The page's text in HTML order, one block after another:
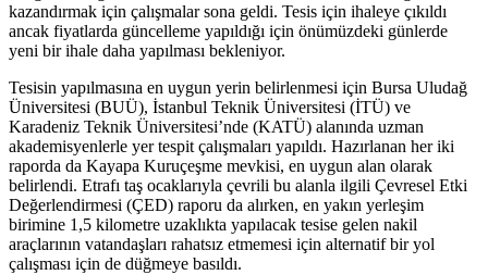
kazandırmak için çalışmalar sona geldi. Tesis için ihaleye çıkıldı
ancak fiyatlarda güncelleme yapıldığı için önümüzdeki günlerde
yeni bir ihale daha yapılması bekleniyor.
Tesisin yapılmasına en uygun yerin belirlenmesi için Bursa Uludağ
Üniversitesi (BUÜ), İstanbul Teknik Üniversitesi (İTÜ) ve
Karadeniz Teknik Üniversitesi’nde (KATÜ) alanında uzman
akademisyenlerle yer tespit çalışmaları yapıldı. Hazırlanan her iki
raporda da Kayapa Kuruçeşme mevkisi, en uygun alan olarak
belirlendi. Etrafı taş ocaklarıyla çevrili bu alanla ilgili Çevresel Etki
Değerlendirmesi (ÇED) raporu da alırken, en yakın yerleşim
birimine 1,5 kilometre uzaklıkta yapılacak tesise gelen nakil
araçlarının vatandaşları rahatsız etmemesi için alternatif bir yol
çalışması için de düğmeye basıldı.